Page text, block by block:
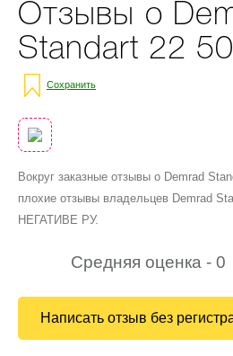
Отзывы о
Standart 22
Сохранить
Вокруг заказные отзывы о Demrad
плохие отзывы владельцев Demrad
НЕГАТИВЕ РУ.
Средняя оценка - 0
Написать отзыв без